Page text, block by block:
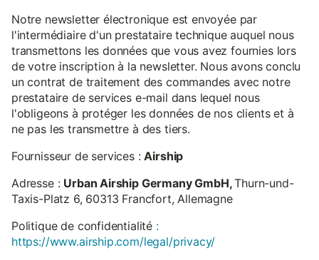
Notre newsletter électronique est envoyée par
l'intermédiaire d'un prestataire technique auquel nous
transmettons les données que vous avez fournies lors
de votre inscription à la newsletter. Nous avons conclu
un contrat de traitement des commandes avec notre
prestataire de services e-mail dans lequel nous
l'obligeons à protéger les données de nos clients et à
ne pas les transmettre à des tiers.
Fournisseur de services :Airship
Adresse : Urban Airship Germany GmbH,Thurn-und-
Taxis-Platz 6, 60313 Francfort, Allemagne
Politique de confidentialité :
https://www.airship.com/legal/privacy/